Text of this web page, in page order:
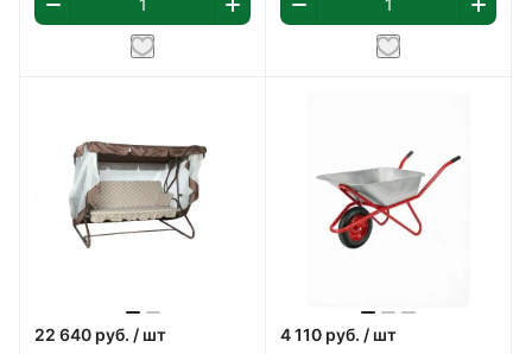
22 640 руб. / шт 4 110 руб. / шт